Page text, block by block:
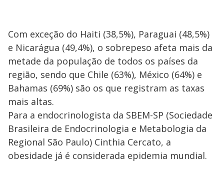
Com exceção do Haiti (38,5%), Paraguai (48,5%)
e Nicarágua (49,4%), o sobrepeso afeta mais da
metade da população de todos os países da
região, sendo que Chile (63%), México (64%) e
Bahamas (69%) são os que registram as taxas
mais altas.
Para a endocrinologista da SBEM-SP (Sociedade
Brasileira de Endocrinologia e Metabologia da
Regional São Paulo) Cinthia Cercato, a
obesidade já é considerada epidemia mundial.